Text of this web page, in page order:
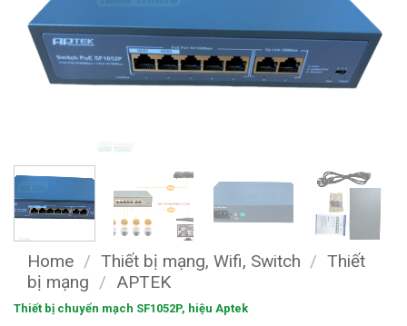
Home / Thiết bị mạng, Wifi, Switch / Thiết
bị mạng / APTEK
Thiết bị chuyển mạch SF1052P, hiệu Aptek